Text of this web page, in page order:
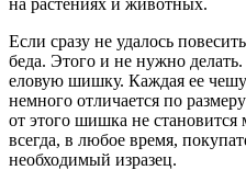
Если сразу не удалось
беда. Этого и не нужно
еловую шишку. Каждая ее
немного отличается по
от этого шишка не
всегда, в любое время,
необходимый изразец.